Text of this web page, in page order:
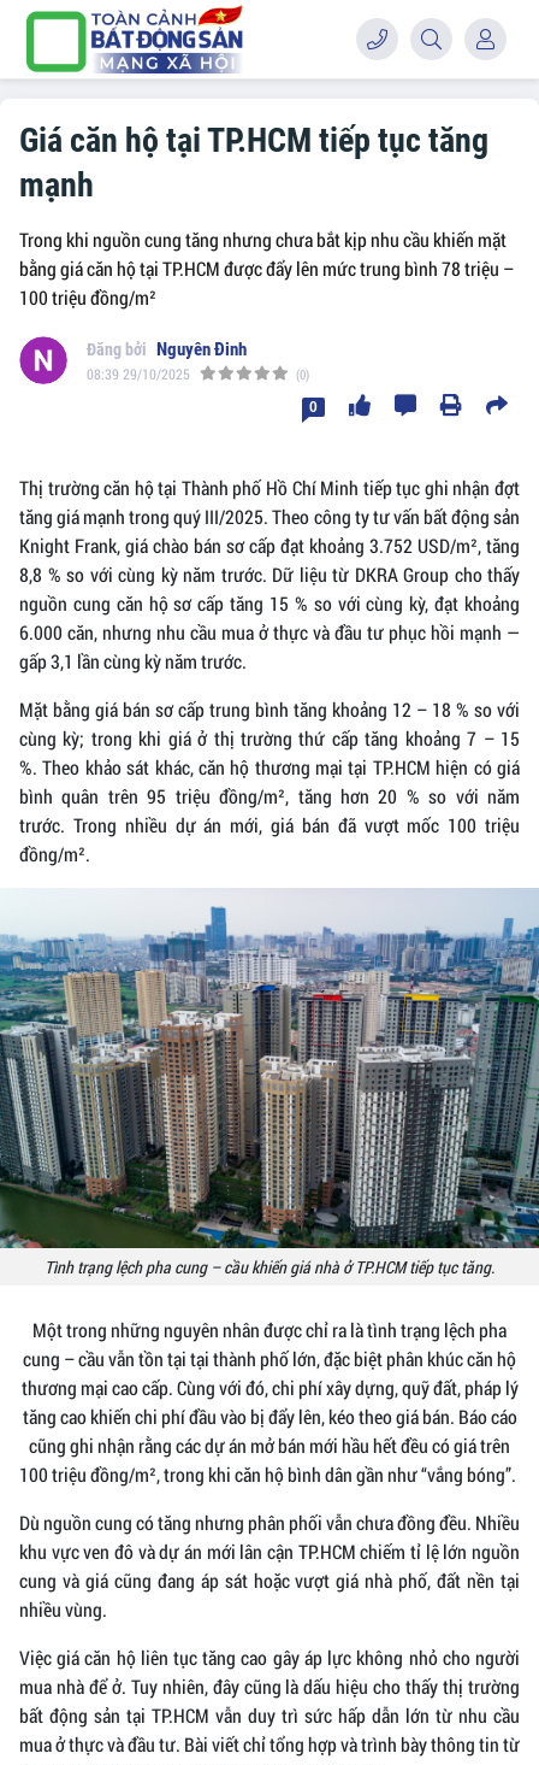
Giá căn hộ tại TP.HCM tiếp tục tăng
mạnh
Trong khi nguồn cung tăng nhưng chưa bắt kịp nhu cầu khiến mặt
bằng giá căn hộ tại TP.HCM được đẩy lên mức trung bình 78 triệu –
100 triệu đồng/m²
Nguyên Đinh
08:39 29/10/2025 (0)
0
Thị trường căn hộ tại Thành phố Hồ Chí Minh tiếp tục ghi nhận đợt
tăng giá mạnh trong quý III/2025. Theo công ty tư vấn bất động sản
Knight Frank, giá chào bán sơ cấp đạt khoảng 3.752 USD/m², tăng
8,8 % so với cùng kỳ năm trước. Dữ liệu từ DKRA Group cho thấy
nguồn cung căn hộ sơ cấp tăng 15 % so với cùng kỳ, đạt khoảng
6.000 căn, nhưng nhu cầu mua ở thực và đầu tư phục hồi mạnh —
gấp 3,1 lần cùng kỳ năm trước.
Mặt bằng giá bán sơ cấp trung bình tăng khoảng 12 – 18 % so với
cùng kỳ; trong khi giá ở thị trường thứ cấp tăng khoảng 7 – 15
%. Theo khảo sát khác, căn hộ thương mại tại TP.HCM hiện có giá
bình quân trên 95 triệu đồng/m², tăng hơn 20 % so với năm
trước. Trong nhiều dự án mới, giá bán đã vượt mốc 100 triệu
đồng/m².
​ Tình trạng lệch pha cung – cầu khiến giá nhà ở TP.HCM tiếp tục tăng.
Một trong những nguyên nhân được chỉ ra là tình trạng lệch pha
cung – cầu vẫn tồn tại tại thành phố lớn, đặc biệt phân khúc căn hộ
thương mại cao cấp. Cùng với đó, chi phí xây dựng, quỹ đất, pháp lý
tăng cao khiến chi phí đầu vào bị đẩy lên, kéo theo giá bán. Báo cáo
cũng ghi nhận rằng các dự án mở bán mới hầu hết đều có giá trên
100 triệu đồng/m², trong khi căn hộ bình dân gần như “vắng bóng”.
Dù nguồn cung có tăng nhưng phân phối vẫn chưa đồng đều. Nhiều
khu vực ven đô và dự án mới lân cận TP.HCM chiếm tỉ lệ lớn nguồn
cung và giá cũng đang áp sát hoặc vượt giá nhà phố, đất nền tại
nhiều vùng.
Việc giá căn hộ liên tục tăng cao gây áp lực không nhỏ cho người
mua nhà để ở. Tuy nhiên, đây cũng là dấu hiệu cho thấy thị trường
bất động sản tại TP.HCM vẫn duy trì sức hấp dẫn lớn từ nhu cầu
mua ở thực và đầu tư. Bài viết chỉ tổng hợp và trình bày thông tin từ